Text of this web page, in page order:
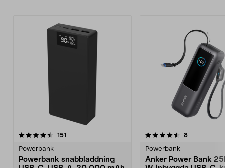
151
Powerbank
Powerbank snabbladdning
4.5 av 5 stjärnor 8recensioner
Powerbank
Anker Power Bank
3.5 av 5 stjärnor